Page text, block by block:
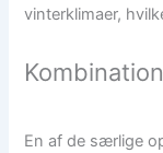
vinterklimaer,
En af de særlige